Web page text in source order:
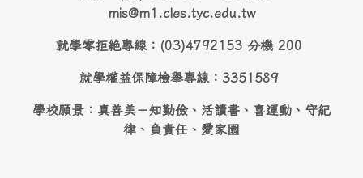
mis@m1.cles.tyc.edu.tw
就學零拒絶專線：(03)4792153 分機 200
就學權益保障檢舉專線：3351589
學校願景：真善美－知勤儉、活讀書、喜運動、守紀
律、負責任、愛家園